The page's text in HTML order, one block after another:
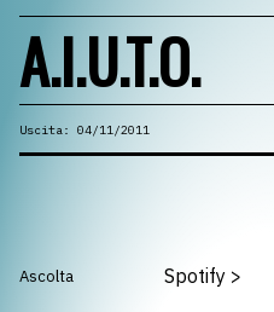
A.I.U.T.O.
Uscita: 04/11/2011
Ascolta Spotify >